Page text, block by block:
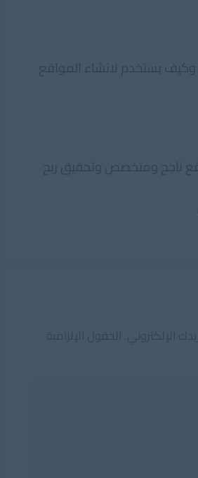
يستخدم لانشاء المواقع
ناجح ومتخصص وتحقيق ربح